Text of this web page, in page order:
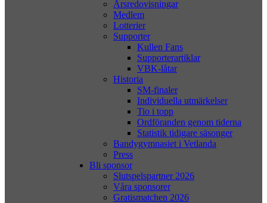
Årsredovisningar
Medlem
Lotterier
Supporter
Kullen Fans
Supporterartiklar
VBK-låtar
Historia
SM-finaler
Individuella utmärkelser
Tio i topp
Ordföranden genom tiderna
Statistik tidigare säsonger
Bandygymnasiet i Vetlanda
Press
Bli sponsor
Slutspelspartner 2026
Våra sponsorer
Gratismatchen 2026